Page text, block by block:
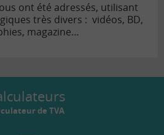
ont été adressés, utilisant
très divers : vidéos, BD,
magazine…
de TVA